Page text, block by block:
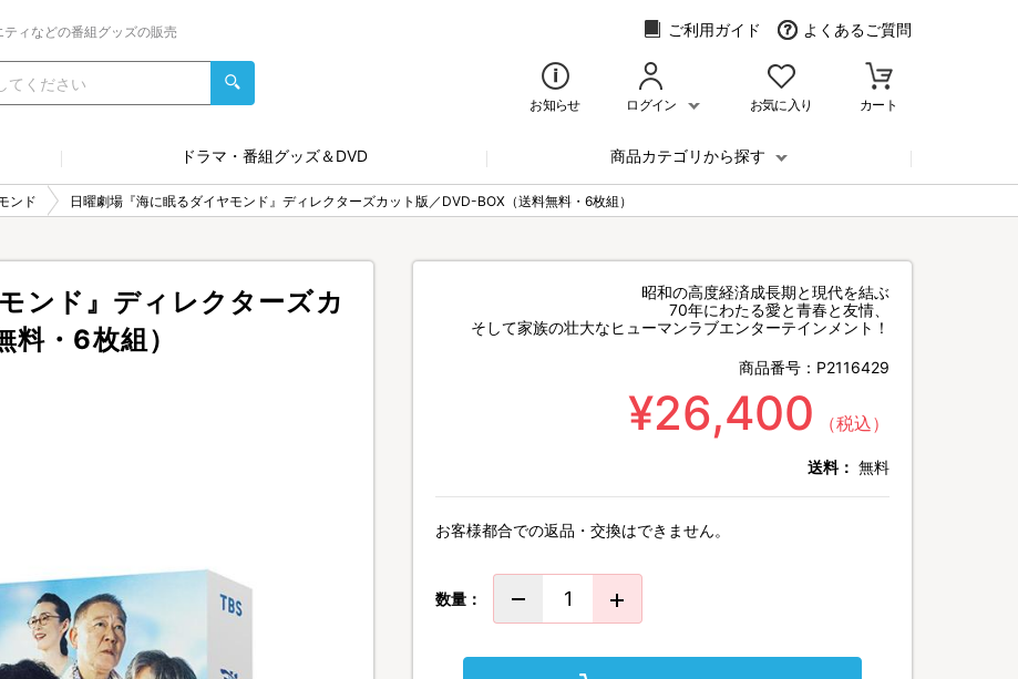
ィなどの番組グッズの販売 ご利用ガイド よくあるご質問
お知らせ ログイン お気に入り カート
ドラマ・番組グッズ＆DVD 商品カテゴリから探す
ンド 日曜劇場『海に眠るダイヤモンド』ディレクターズカット版／DVD-BOX（送料無料・6枚組）
ンド』ディレクターズカ
・6枚組）
昭和の高度経済成長期と現代を結ぶ
70年にわたる愛と青春と友情、
そして家族の壮大なヒューマンラブエンターテインメント！
商品番号： P2116429
¥26,400 （税込）
送料： 無料
お客様都合での返品・交換はできません。
数量：